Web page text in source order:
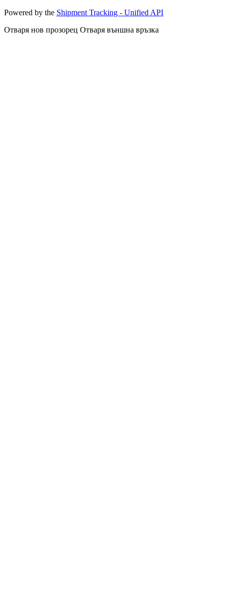
Powered by the Shipment Tracking - Unified API
Отваря нов прозорец Отваря външна връзка